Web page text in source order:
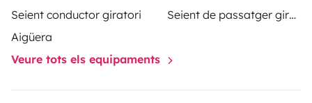
Seient conductor giratori
Seient de passatger giratori
Aigüera
Veure tots els equipaments